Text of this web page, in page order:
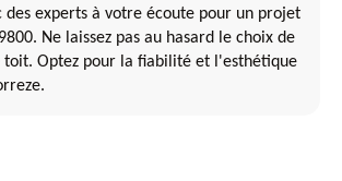
des experts à votre écoute pour un projet
Ne laissez pas au hasard le choix de
toit. Optez pour la fiabilité et l'esthétique